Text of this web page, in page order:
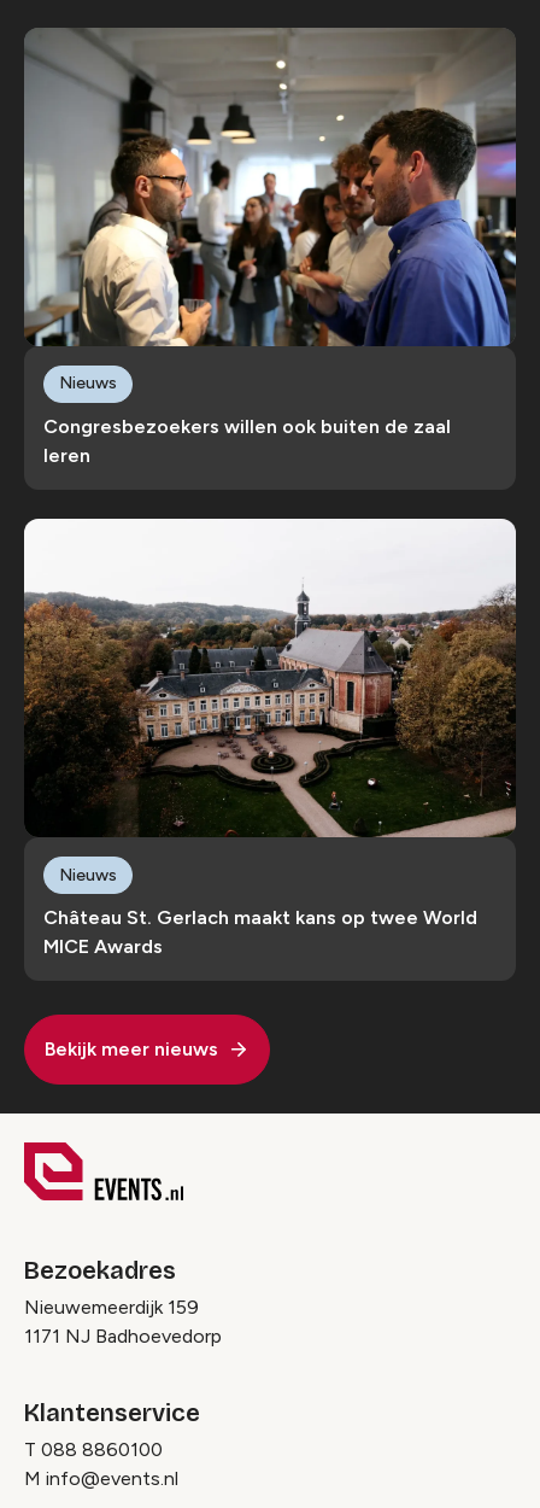
Congresbezoekers willen ook buiten de zaal
leren
Nieuws
Château St. Gerlach maakt kans op twee World
MICE Awards
Nieuws
Bekijk meer nieuws
Bezoekadres
Nieuwemeerdijk 159
1171 NJ Badhoevedorp
Klantenservice
T 088 8860100
M info@events.nl